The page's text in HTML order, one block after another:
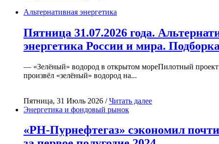
Альтернативная энергетика
Пятница 31.07.2026 года.
энергетика России и мира.
— «Зелёный» водород в открытом мореПилотный
произвёл «зелёный» водород на...
Пятница, 31 Июль 2026 /Читать далее
Энергетика и фондовый рынок
«РН-Пурнефтегаз» сэкономил